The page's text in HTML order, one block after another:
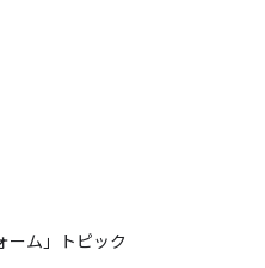
ーム」トピック